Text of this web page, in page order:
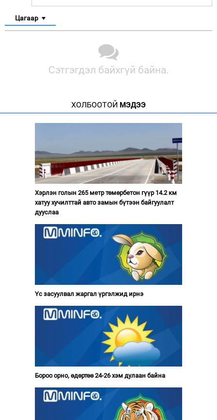
Цагаар
Сэтгэгдэл байхгүй байна.
ХОЛБООТОЙ МЭДЭЭ
Хэрлэн голын 265 метр төмөрбетон гүүр 14.2 км
хатуу хучилттай авто замын бүтээн байгуулалт
дууслаа
Үс засуулвал жаргал үргэлжид ирнэ
Бороо орно, өдөртөө 24-26 хэм дулаан байна